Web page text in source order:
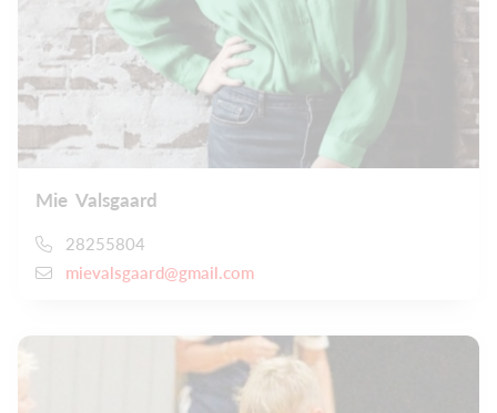
Mie Valsgaard
28255804
mievalsgaard@gmail.com